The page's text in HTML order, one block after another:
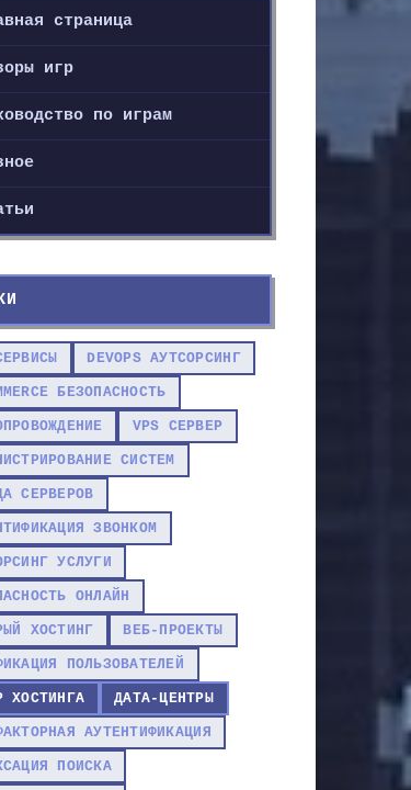
страница
игр
по играм
DEVOPS АУТСОРСИНГ
БЕЗОПАСНОСТЬ
VPS СЕРВЕР
СИСТЕМ
СЕРВЕРОВ
ЗВОНКОМ
УСЛУГИ
ОНЛАЙН
ХОСТИНГ ВЕБ-ПРОЕКТЫ
ПОЛЬЗОВАТЕЛЕЙ
ХОСТИНГА ДАТА-ЦЕНТРЫ
АУТЕНТИФИКАЦИЯ
ПОИСКА